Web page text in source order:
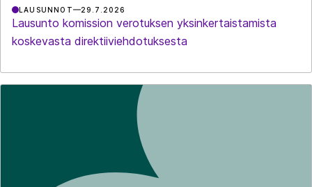
LAUSUNNOT 29.7.2026
Lausunto komission verotuksen yksinkertaistamista
koskevasta direktiiviehdotuksesta